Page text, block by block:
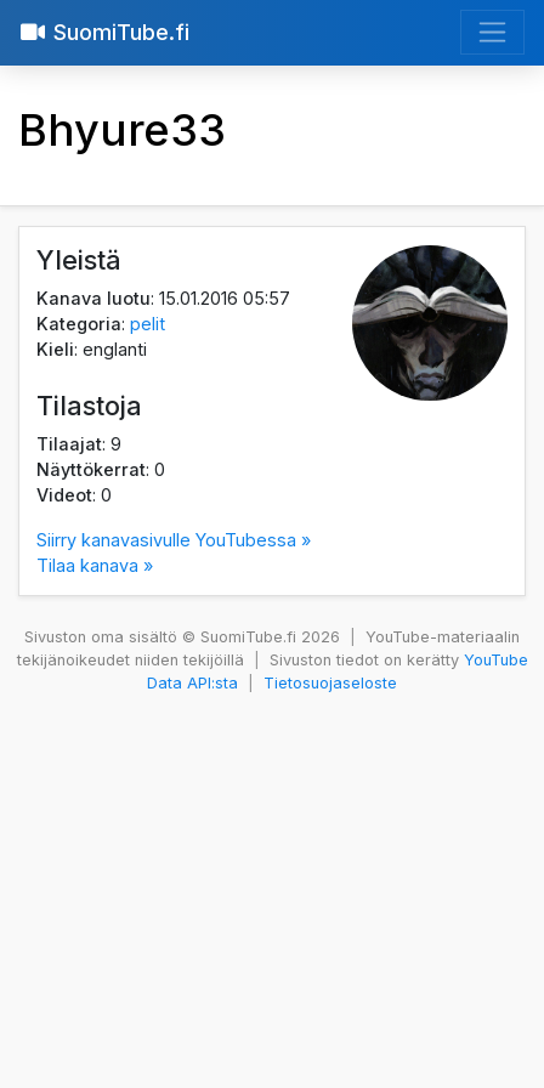
SuomiTube.fi
Bhyure33
Yleistä
Kanava luotu: 15.01.2016 05:57
Kategoria:pelit
Kieli: englanti
Tilastoja
Tilaajat: 9
Näyttökerrat: 0
Videot: 0
Siirry kanavasivulle YouTubessa »
Tilaa kanava »
Sivuston oma sisältö © SuomiTube.fi 2026
YouTube-materiaalin
tekijänoikeudet niiden tekijöillä
Sivuston tiedot on kerätty YouTube
Data API:sta
Tietosuojaseloste